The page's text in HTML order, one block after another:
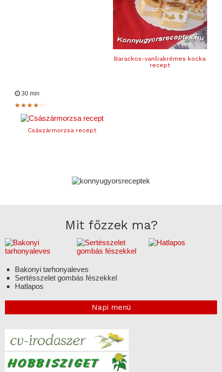
Barackos-vaníliakrémes kocka
recept
30 min
Császármorzsa recept
Mit főzzek ma?
Bakonyi tarhonyaleves
Sertésszelet gombás fészekkel
Hatlapos
Napi menü